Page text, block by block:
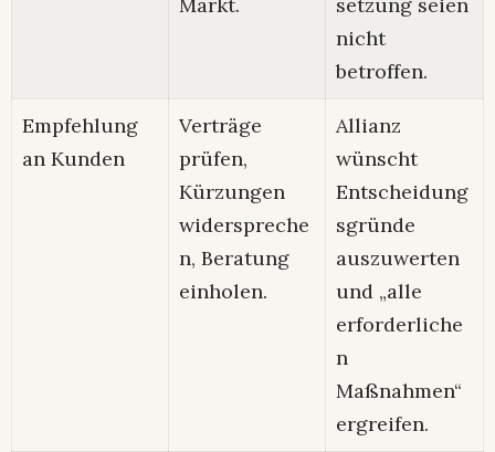
nicht
betroffen.
Empfehlung
an Kunden
Verträge
prüfen,
Kürzungen
widerspreche
n, Beratung
einholen.
Allianz
wünscht
Entscheidung
sgründe
auszuwerten
und „alle
erforderliche
n
Maßnahmen“
ergreifen.​